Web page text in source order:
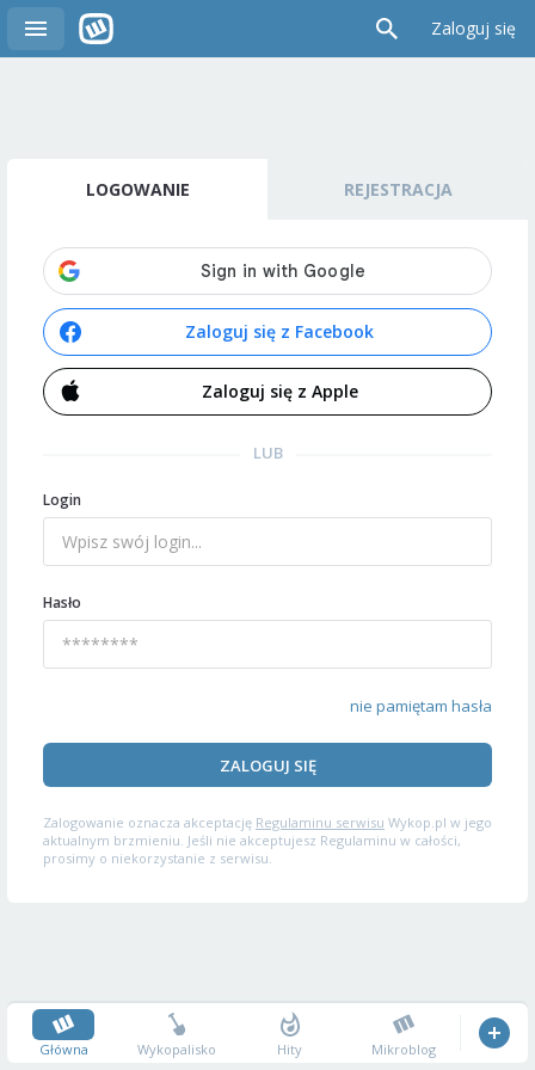
Zaloguj się
LOGOWANIE REJESTRACJA
Zaloguj się z Facebook
Zaloguj się z Apple
LUB
Login
Hasło
nie pamiętam hasła
ZALOGUJ SIĘ
Zalogowanie oznacza akceptację Regulaminu serwisu Wykop.pl w jego
aktualnym brzmieniu. Jeśli nie akceptujesz Regulaminu w całości,
prosimy o niekorzystanie z serwisu.
Główna Wykopalisko Hity Mikroblog